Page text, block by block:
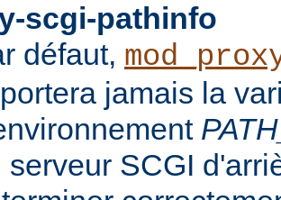
scgi-pathinfo
défaut,
jamais la
serveur SCGI